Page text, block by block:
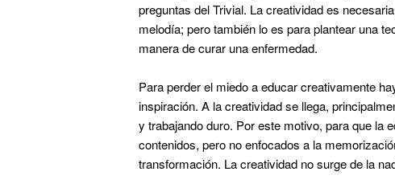
preguntas del Trivial. La creatividad es
melodía; pero también lo es para plantear una
manera de curar una enfermedad.
Para perder el miedo a educar creativamente
inspiración. A la creatividad se llega,
y trabajando duro. Por este motivo, para que la
contenidos, pero no enfocados a la
transformación. La creatividad no surge de la